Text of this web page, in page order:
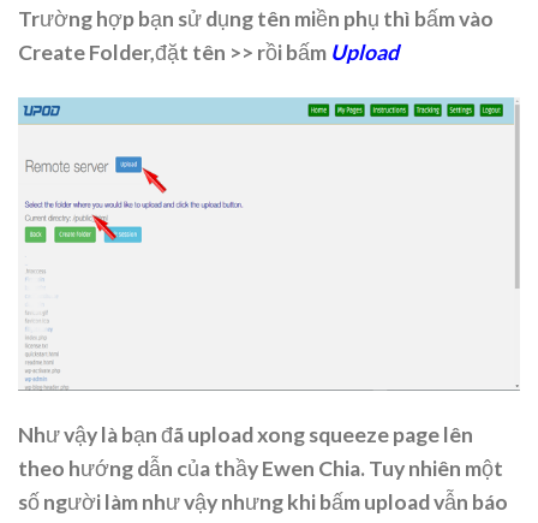
Trường hợp bạn sử dụng tên miền phụ thì bấm vào
Create Folder,đặt tên >> rồi bấm Upload
Như vậy là bạn đã upload xong squeeze page lên
theo hướng dẫn của thầy Ewen Chia. Tuy nhiên một
số người làm như vậy nhưng khi bấm upload vẫn báo